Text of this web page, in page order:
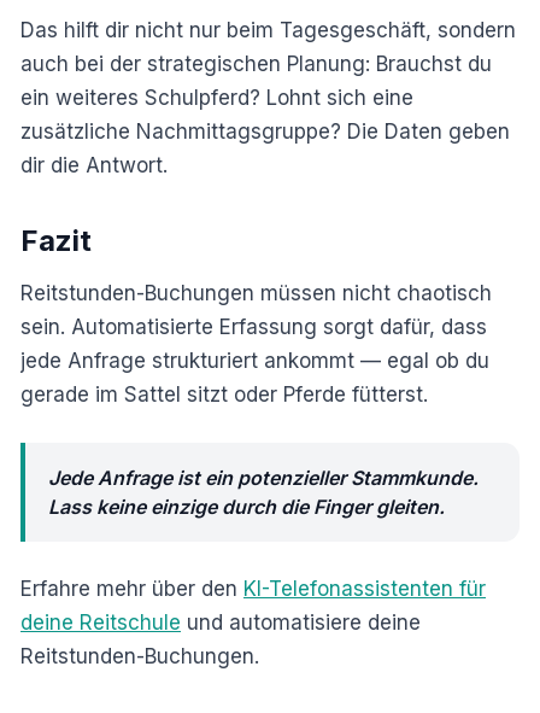
Das hilft dir nicht nur beim Tagesgeschäft, sondern
auch bei der strategischen Planung: Brauchst du
ein weiteres Schulpferd? Lohnt sich eine
zusätzliche Nachmittagsgruppe? Die Daten geben
dir die Antwort.
Fazit
Reitstunden-Buchungen müssen nicht chaotisch
sein. Automatisierte Erfassung sorgt dafür, dass
jede Anfrage strukturiert ankommt — egal ob du
gerade im Sattel sitzt oder Pferde fütterst.
Jede Anfrage ist ein potenzieller Stammkunde.
Lass keine einzige durch die Finger gleiten.
Erfahre mehr über den KI-Telefonassistenten für
deine Reitschule und automatisiere deine
Reitstunden-Buchungen.